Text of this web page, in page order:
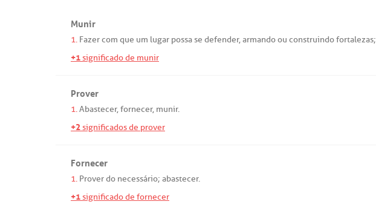
Munir
1. Fazercom que um lugar possase defender,armandoou construindofortalezas;
+1significado de munir
Prover
1.Abastecer,fornecer, munir.
+2significados de prover
Fornecer
1. Proverdo necessário; abastecer.
+1significado de fornecer